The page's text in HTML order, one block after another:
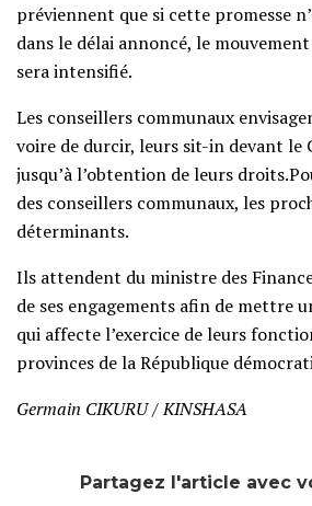
préviennent que si cette promesse
dans le délai annoncé, le
sera intensifié.
Les conseillers communaux
voire de durcir, leurs sit-in devant le
jusqu’à l’obtention de leurs
des conseillers communaux, les
déterminants.
Ils attendent du ministre des
de ses engagements afin de mettre
qui affecte l’exercice de leurs
provinces de la République
Germain CIKURU / KINSHASA
Partagez l'article avec